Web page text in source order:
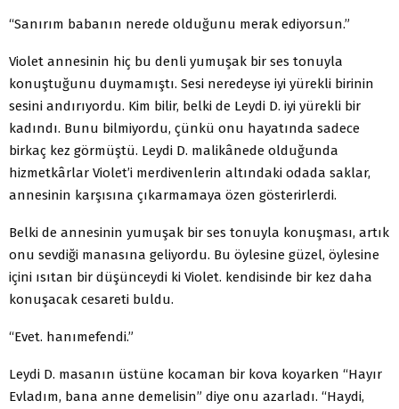
“Sanırım babanın nerede olduğunu merak ediyorsun.”
Violet annesinin hiç bu denli yumuşak bir ses tonuyla
konuştuğunu duymamıştı. Sesi neredeyse iyi yürekli birinin
sesini andırıyordu. Kim bilir, belki de Leydi D. iyi yürekli bir
kadındı. Bunu bilmiyordu, çünkü onu hayatında sadece
birkaç kez görmüştü. Leydi D. malikânede olduğunda
hizmetkârlar Violet’i merdivenlerin altındaki odada saklar,
annesinin karşısına çıkarmamaya özen gösterirlerdi.
Belki de annesinin yumuşak bir ses tonuyla konuşması, artık
onu sevdiği manasına geliyordu. Bu öylesine güzel, öylesine
içini ısıtan bir düşünceydi ki Violet. kendisinde bir kez daha
konuşacak cesareti buldu.
“Evet. hanımefendi.”
Leydi D. masanın üstüne kocaman bir kova koyarken “Hayır
Evladım, bana anne demelisin” diye onu azarladı. “Haydi,